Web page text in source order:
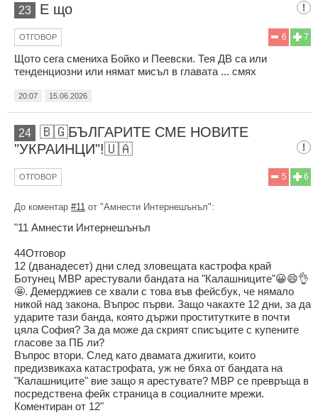
23 Е що
7
6
ОТГОВОР
Щото сега смениха Бойко и Пеевски. Тея ДВ са или
тенденциозни или нямат мисъл в главата ... смях
20:07 15.06.2026
24
🇧🇬БЪЛГАРИТЕ СМЕ НОВИТЕ
"УКРАИНЦИ"!🇺🇦
6
5
ОТГОВОР
До коментар #11 от "Амнести Интернешънъл":
"11 Амнести Интернешънъл
44Отговор
12 (дванадесет) дни след зловещата кастрофа край
Ботунец МВР арестували бандата на "Калашниците"😀😄👌
🤩. Демерджиев се хвали с това във фейсбук, че нямало
никой над закона. Въпрос първи. Защо чакахте 12 дни, за да
ударите тази банда, която държи проститутките в почти
цяла София? За да може да скрият списъците с купените
гласове за ПБ ли?
Въпрос втори. След като двамата джигити, които
предизвикаха катастрофата, уж не бяха от бандата на
"Калашниците" вие защо я арестувате? МВР се превръща в
посредствена фейк страница в социалните мрежи.
Коментиран от 12"